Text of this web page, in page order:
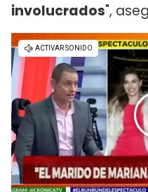
involucrados",